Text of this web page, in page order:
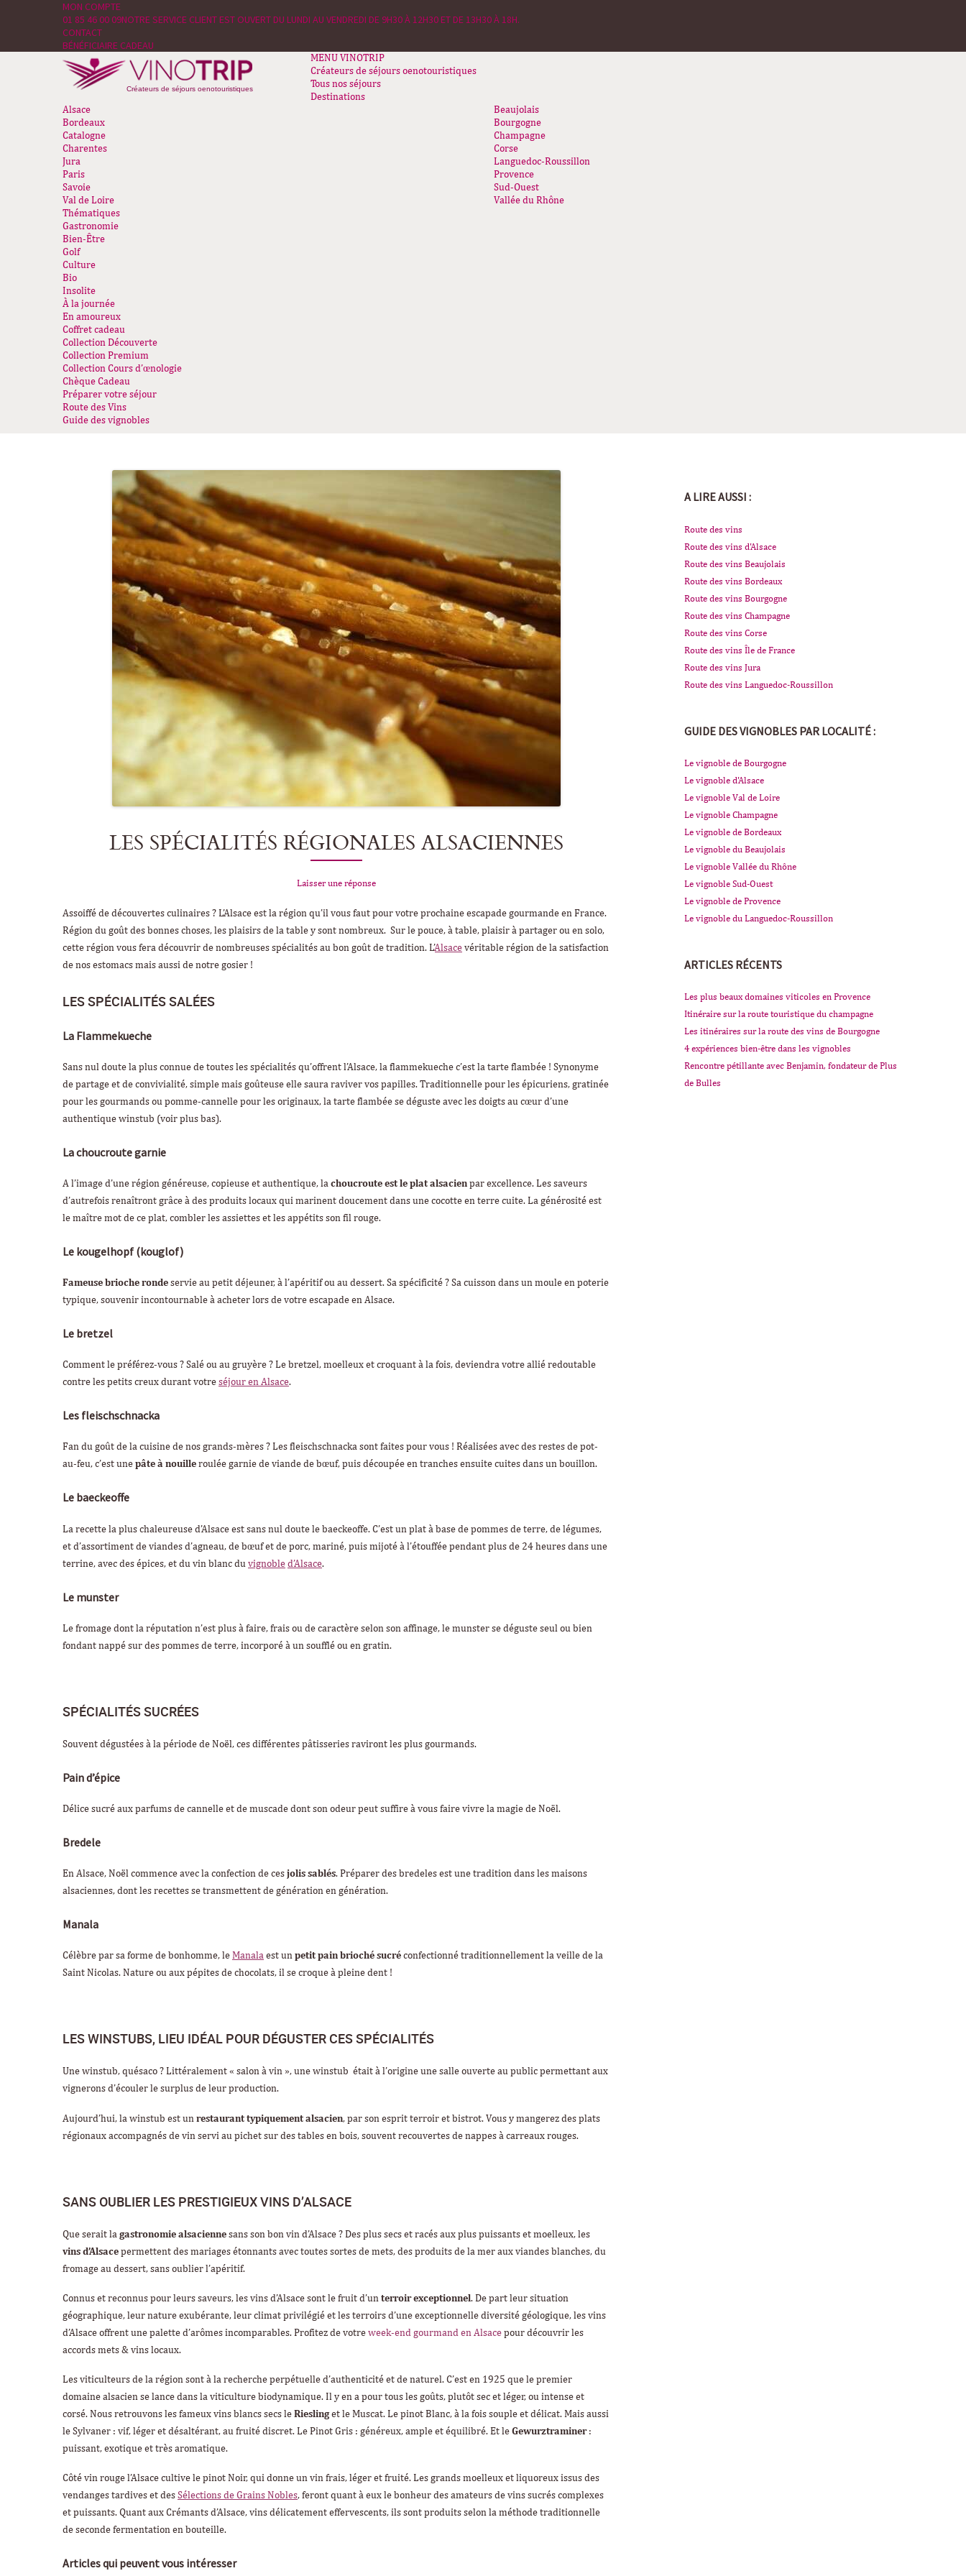
MON COMPTE
01 85 46 00 09NOTRE SERVICE CLIENT EST OUVERT DU LUNDI AU VENDREDI DE 9H30 À 12H30 ET DE 13H30 À 18H.
CONTACT
BÉNÉFICIAIRE CADEAU
Créateurs de séjours oenotouristiques
MENU VINOTRIP
Créateurs de séjours oenotouristiques
Tous nos séjours
Destinations
Alsace
Beaujolais
Bordeaux
Bourgogne
Catalogne
Champagne
Charentes
Corse
Jura
Languedoc-Roussillon
Paris
Provence
Savoie
Sud-Ouest
Val de Loire
Vallée du Rhône
Thématiques
Gastronomie
Bien-Être
Golf
Culture
Bio
Insolite
À la journée
En amoureux
Coffret cadeau
Collection Découverte
Collection Premium
Collection Cours d’œnologie
Chèque Cadeau
Préparer votre séjour
Route des Vins
Guide des vignobles
LES SPÉCIALITÉS RÉGIONALES ALSACIENNES
Laisser une réponse
Assoiffé de découvertes culinaires ? L’Alsace est la région qu’il vous faut pour votre prochaine escapade gourmande en France.
Région du goût des bonnes choses, les plaisirs de la table y sont nombreux. Sur le pouce, à table, plaisir à partager ou en solo,
cette région vous fera découvrir de nombreuses spécialités au bon goût de tradition. L’Alsace véritable région de la satisfaction
de nos estomacs mais aussi de notre gosier !
LES SPÉCIALITÉS SALÉES
La Flammekueche
Sans nul doute la plus connue de toutes les spécialités qu’offrent l’Alsace, la flammekueche c’est la tarte flambée ! Synonyme
de partage et de convivialité, simple mais goûteuse elle saura raviver vos papilles. Traditionnelle pour les épicuriens, gratinée
pour les gourmands ou pomme-cannelle pour les originaux, la tarte flambée se déguste avec les doigts au cœur d’une
authentique winstub (voir plus bas).
La choucroute garnie
A l’image d’une région généreuse, copieuse et authentique, la choucroute est le plat alsacien par excellence. Les saveurs
d’autrefois renaîtront grâce à des produits locaux qui marinent doucement dans une cocotte en terre cuite. La générosité est
le maître mot de ce plat, combler les assiettes et les appétits son fil rouge.
Le kougelhopf (kouglof)
Fameuse brioche ronde servie au petit déjeuner, à l’apéritif ou au dessert. Sa spécificité ? Sa cuisson dans un moule en poterie
typique, souvenir incontournable à acheter lors de votre escapade en Alsace.
Le bretzel
Comment le préférez-vous ? Salé ou au gruyère ? Le bretzel, moelleux et croquant à la fois, deviendra votre allié redoutable
contre les petits creux durant votre séjour en Alsace.
Les fleischschnacka
Fan du goût de la cuisine de nos grands-mères ? Les fleischschnacka sont faites pour vous ! Réalisées avec des restes de pot-
au-feu, c’est une pâte à nouille roulée garnie de viande de bœuf, puis découpée en tranches ensuite cuites dans un bouillon.
Le baeckeoffe
La recette la plus chaleureuse d’Alsace est sans nul doute le baeckeoffe. C’est un plat à base de pommes de terre, de légumes,
et d’assortiment de viandes d’agneau, de bœuf et de porc, mariné, puis mijoté à l’étouffée pendant plus de 24 heures dans une
terrine, avec des épices, et du vin blanc du vignoble d’Alsace.
Le munster
Le fromage dont la réputation n’est plus à faire, frais ou de caractère selon son affinage, le munster se déguste seul ou bien
fondant nappé sur des pommes de terre, incorporé à un soufflé ou en gratin.
SPÉCIALITÉS SUCRÉES
Souvent dégustées à la période de Noël, ces différentes pâtisseries raviront les plus gourmands.
Pain d’épice
Délice sucré aux parfums de cannelle et de muscade dont son odeur peut suffire à vous faire vivre la magie de Noël.
Bredele
En Alsace, Noël commence avec la confection de ces jolis sablés. Préparer des bredeles est une tradition dans les maisons
alsaciennes, dont les recettes se transmettent de génération en génération.
Manala
Célèbre par sa forme de bonhomme, le Manala est un petit pain brioché sucré confectionné traditionnellement la veille de la
Saint Nicolas. Nature ou aux pépites de chocolats, il se croque à pleine dent !
LES WINSTUBS, LIEU IDÉAL POUR DÉGUSTER CES SPÉCIALITÉS
Une winstub, quésaco ? Littéralement « salon à vin », une winstub était à l’origine une salle ouverte au public permettant aux
vignerons d’écouler le surplus de leur production.
Aujourd’hui, la winstub est un restaurant typiquement alsacien, par son esprit terroir et bistrot. Vous y mangerez des plats
régionaux accompagnés de vin servi au pichet sur des tables en bois, souvent recouvertes de nappes à carreaux rouges.
SANS OUBLIER LES PRESTIGIEUX VINS D’ALSACE
Que serait la gastronomie alsacienne sans son bon vin d’Alsace ? Des plus secs et racés aux plus puissants et moelleux, les
vins d’Alsace permettent des mariages étonnants avec toutes sortes de mets, des produits de la mer aux viandes blanches, du
fromage au dessert, sans oublier l’apéritif.
Connus et reconnus pour leurs saveurs, les vins d’Alsace sont le fruit d’un terroir exceptionnel. De part leur situation
géographique, leur nature exubérante, leur climat privilégié et les terroirs d’une exceptionnelle diversité géologique, les vins
d’Alsace offrent une palette d’arômes incomparables. Profitez de votre week-end gourmand en Alsace pour découvrir les
accords mets & vins locaux.
Les viticulteurs de la région sont à la recherche perpétuelle d’authenticité et de naturel. C’est en 1925 que le premier
domaine alsacien se lance dans la viticulture biodynamique. Il y en a pour tous les goûts, plutôt sec et léger, ou intense et
corsé. Nous retrouvons les fameux vins blancs secs le Rieslinget le Muscat. Le pinot Blanc, à la fois souple et délicat. Mais aussi
le Sylvaner : vif, léger et désaltérant, au fruité discret. Le Pinot Gris : généreux, ample et équilibré. Et le Gewurztraminer:
puissant, exotique et très aromatique.
Côté vin rouge l’Alsace cultive le pinot Noir, qui donne un vin frais, léger et fruité. Les grands moelleux et liquoreux issus des
vendanges tardives et des Sélections de Grains Nobles, feront quant à eux le bonheur des amateurs de vins sucrés complexes
et puissants. Quant aux Crémants d’Alsace, vins délicatement effervescents, ils sont produits selon la méthode traditionnelle
de seconde fermentation en bouteille.
Articles qui peuvent vous intéresser
A LIRE AUSSI :
Route des vins
Route des vins d'Alsace
Route des vins Beaujolais
Route des vins Bordeaux
Route des vins Bourgogne
Route des vins Champagne
Route des vins Corse
Route des vins Île de France
Route des vins Jura
Route des vins Languedoc-Roussillon
GUIDE DES VIGNOBLES PAR LOCALITÉ :
Le vignoble de Bourgogne
Le vignoble d'Alsace
Le vignoble Val de Loire
Le vignoble Champagne
Le vignoble de Bordeaux
Le vignoble du Beaujolais
Le vignoble Vallée du Rhône
Le vignoble Sud-Ouest
Le vignoble de Provence
Le vignoble du Languedoc-Roussillon
ARTICLES RÉCENTS
Les plus beaux domaines viticoles en Provence
Itinéraire sur la route touristique du champagne
Les itinéraires sur la route des vins de Bourgogne
4 expériences bien-être dans les vignobles
Rencontre pétillante avec Benjamin, fondateur de Plus
de Bulles